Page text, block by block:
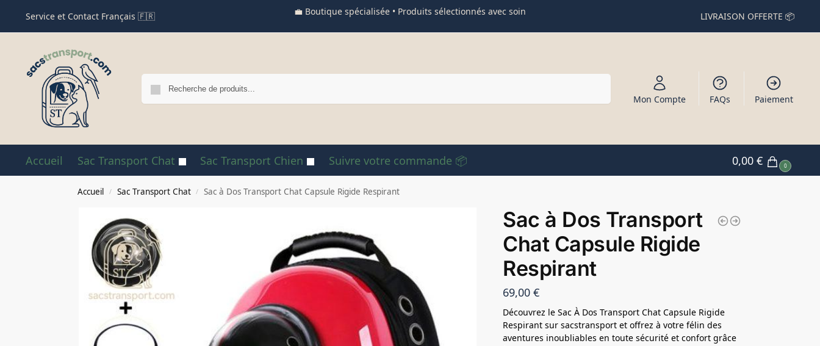
Service et Contact Français 🇫🇷 💼 Boutique spécialisée • Produits sélectionnés avec soin LIVRAISON OFFERTE 📦
Mon Compte FAQs Paiement
Accueil Sac Transport Chat Sac Transport Chien Suivre votre commande 📦 0,00€ 0
Accueil / Sac Transport Chat / Sac à Dos Transport Chat Capsule Rigide Respirant
Sac à Dos Transport
Chat Capsule Rigide
Respirant
69,00€
Découvrez le Sac À Dos Transport Chat Capsule Rigide
Respirant sur sacstransport et offrez à votre félin des
aventures inoubliables en toute sécurité et confort grâce